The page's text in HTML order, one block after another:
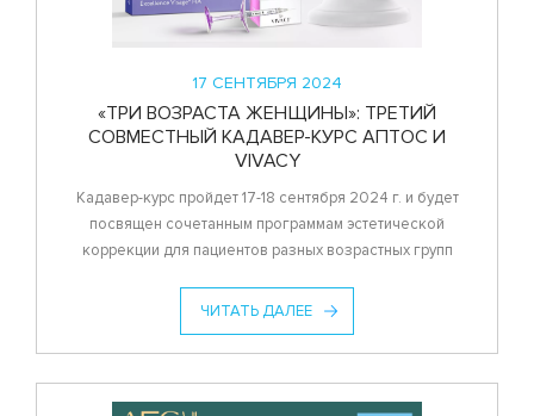
17 СЕНТЯБРЯ 2024
«ТРИ ВОЗРАСТА ЖЕНЩИНЫ»: ТРЕТИЙ
СОВМЕСТНЫЙ КАДАВЕР-КУРС АПТОС И
VIVACY
Кадавер-курс пройдет 17-18 сентября 2024 г. и будет
посвящен сочетанным программам эстетической
коррекции для пациентов разных возрастных групп
ЧИТАТЬ ДАЛЕЕ